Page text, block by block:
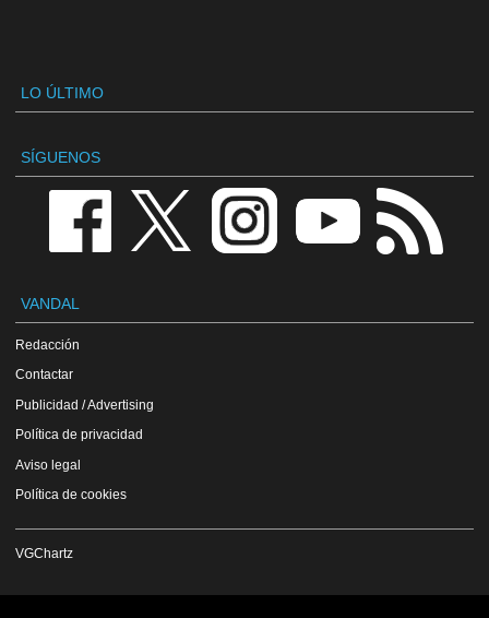
LO ÚLTIMO
SÍGUENOS
VANDAL
Redacción
Contactar
Publicidad / Advertising
Política de privacidad
Aviso legal
Política de cookies
VGChartz